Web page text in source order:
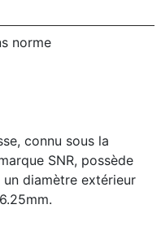
norme
connu sous la
SNR, possède
diamètre extérieur